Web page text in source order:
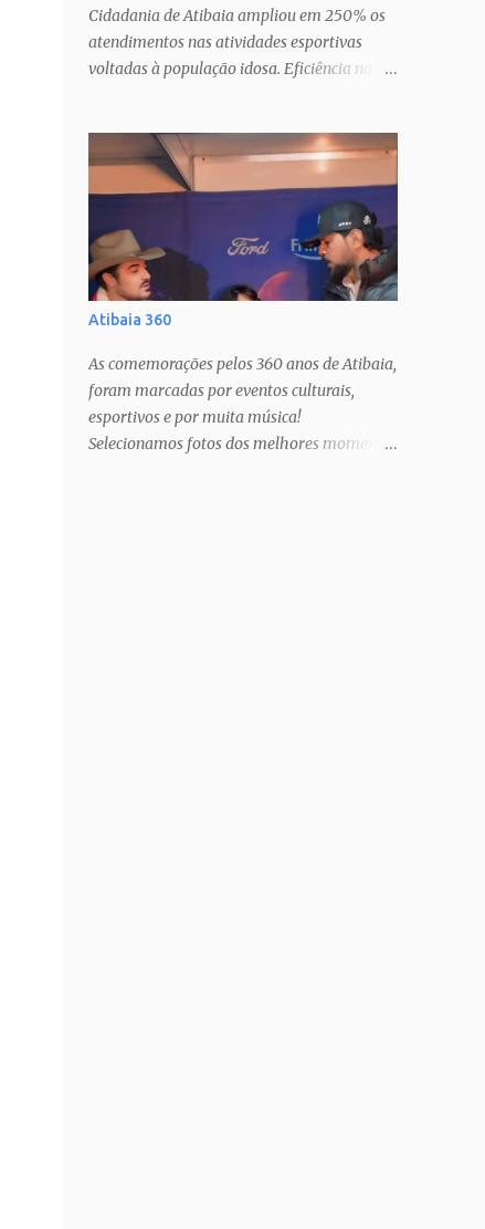
Cidadania de Atibaia ampliou em 250% os
atendimentos nas atividades esportivas
voltadas à população idosa. Eficiência na
resultados. Uma atuação que fortalece o
esporte como política pública de inclusão,
saúde e cidadania em Atibaia.
Atibaia 360
As comemorações pelos 360 anos de Atibaia,
foram marcadas por eventos culturais,
esportivos e por muita música!
Selecionamos fotos dos melhores momentos